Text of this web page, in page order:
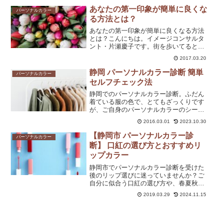
パーソナルカラー
あなたの第一印象が簡単に良くな
る方法とは？
あなたの第一印象が簡単に良くなる方法
とは？こんにちは。イメージコンサルタ
ント・片瀬慶子です。街を歩いてると、
明るい色のお洋服やメイクも目立つよう
になってきました。条件や年収は目に見
えるもの。それ以外のものは印象です。
人を判断する場合も同じこ...
2017.03.20
パーソナルカラー
静岡 パーソナルカラー診断 簡単
セルフチェック法
静岡でのパーソナルカラー診断。ふだん
着ている服の色で、とてもざっくりです
が、ご自身のパーソナルカラーのシーズ
ンの傾向を簡単セルフチェックすること
2016.03.01 2023.10.30
パーソナルカラー
【静岡市 パーソナルカラー診
断】 口紅の選び方とおすすめリ
ップカラー
静岡市でパーソナルカラー診断を受けた
後のリップ選びに迷っていませんか？ご
自分に似合う口紅の選び方や、春夏秋冬
それぞれのおすすめリップカラーを詳し
くご紹介します！
2019.03.29 2024.11.15